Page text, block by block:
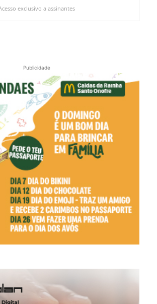
exclusivo a assinantes
Publicidade